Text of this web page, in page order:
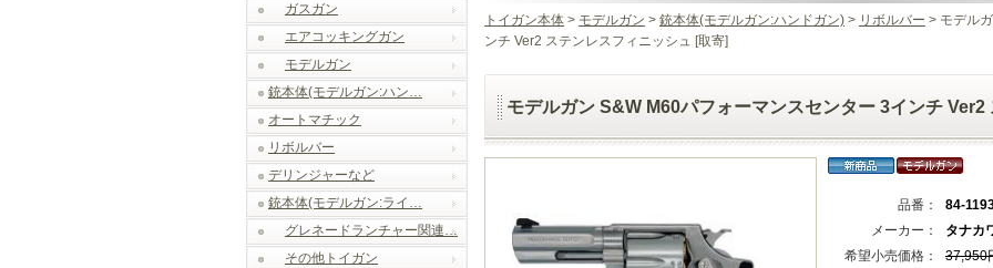
ガスガン
エアコッキングガン
モデルガン
銃本体(モデルガン:ハン…
オートマチック
リボルバー
デリンジャーなど
銃本体(モデルガン:ライ…
グレネードランチャー関連…
その他トイガン
トイガン本体 > モデルガン > 銃本体(モデルガン:ハンドガン) > リボルバー > モデル
ンチ Ver2 ステンレスフィニッシュ [取寄]
モデルガン S&W M60パフォーマンスセンター 3インチ
品番：
84-
メーカー：
タナカ
希望小売価格：
37,950